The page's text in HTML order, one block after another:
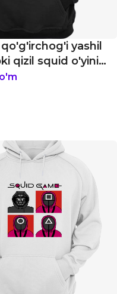
yashil
qizil squid o'yini